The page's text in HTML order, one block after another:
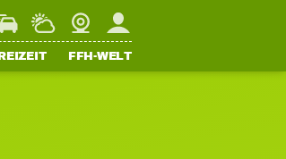
WetterWebcamMein FFH
FFH-WELT